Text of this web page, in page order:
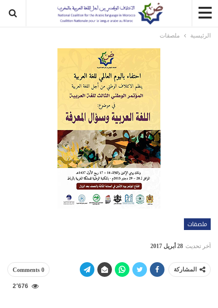
الرئيسية ملصقات
ملصقات
آخر تحديث 28 أبريل 2017
المشاركة 0 Comments
2٬676